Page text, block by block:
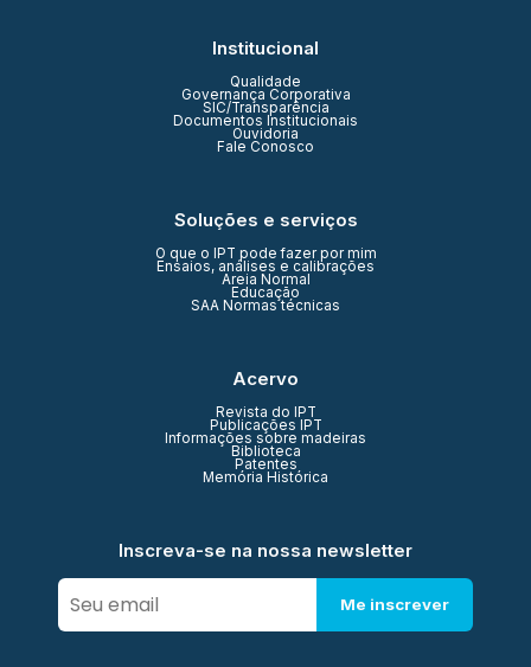
Institucional
Qualidade
Governança Corporativa
SIC/Transparência
Documentos Institucionais
Ouvidoria
Fale Conosco
Soluções e serviços
O que o IPT pode fazer por mim
Ensaios, análises e calibrações
Areia Normal
Educação
SAA Normas técnicas
Acervo
Revista do IPT
Publicações IPT
Informações sobre madeiras
Biblioteca
Patentes
Memória Histórica
Inscreva-se na nossa newsletter
Me inscrever